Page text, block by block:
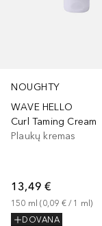
NOUGHTY
WAVE HELLO
Curl Taming Cream
Plaukų kremas
13,49 €
150 ml (0,09 € / 1 ml)
DOVANA